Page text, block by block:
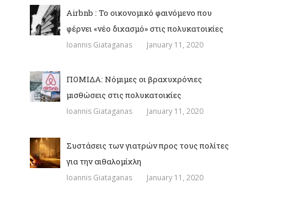
Airbnb : Το οικονομικό φαινόμενο που
φέρνει «νέο διχασμό» στις πολυκατοικίες
Ioannis Giataganas January 11, 2020
ΠΟΜΙΔΑ: Νόμιμες οι βραχυχρόνιες
μισθώσεις στις πολυκατοικίες
Ioannis Giataganas January 11, 2020
Συστάσεις των γιατρών προς τους πολίτες
για την αιθαλομίχλη
Ioannis Giataganas January 11, 2020